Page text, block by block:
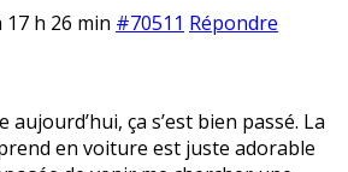
17 h 26 min #70511 Répondre
aujourd’hui, ça s’est bien passé. La
en voiture est juste adorable